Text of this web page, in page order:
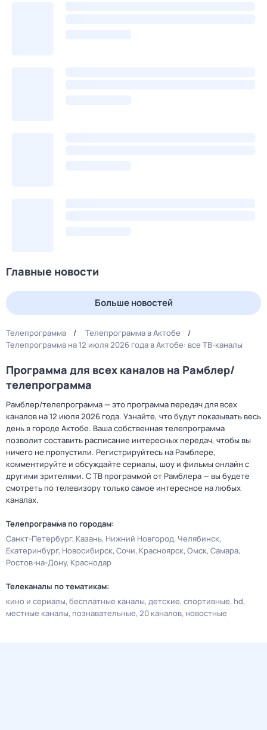
Главные новости
Больше новостей
Телепрограмма
Телепрограмма в Актобе
Телепрограмма на 12 июля 2026 года в Актобе: все ТВ-каналы
Программа для всех каналов на Рамблер/
телепрограмма
Рамблер/телепрограмма — это программа передач для всех
каналов на 12 июля 2026 года. Узнайте, что будут показывать весь
день в городе Актобе. Ваша собственная телепрограмма
позволит составить расписание интересных передач, чтобы вы
ничего не пропустили. Регистрируйтесь на Рамблере,
комментируйте и обсуждайте сериалы, шоу и фильмы онлайн с
другими зрителями. С ТВ программой от Рамблера — вы будете
смотреть по телевизору только самое интересное на любых
каналах.
Телепрограмма по городам:
Санкт-Петербург Казань Нижний Новгород Челябинск
Екатеринбург Новосибирск Сочи Красноярск Омск Самара
Ростов-на-Дону Краснодар
Телеканалы по тематикам:
кино и сериалы бесплатные каналы детские спортивные hd
местные каналы познавательные 20 каналов новостные